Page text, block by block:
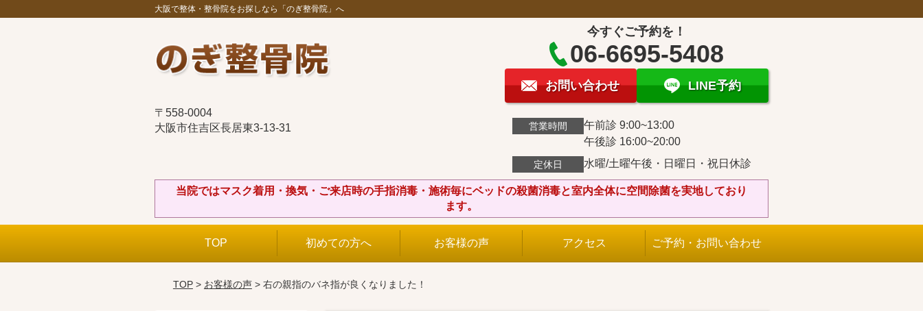
大阪で整体・整骨院をお探しなら「のぎ整骨院」へ
〒558-0004
大阪市住吉区長居東3-13-31
今すぐご予約を！
06-6695-5408
お問い合わせ LINE予約
営業時間
午前診 9:00~13:00
午後診 16:00~20:00
定休日 水曜/土曜午後・日曜日・祝日休診
当院ではマスク着用・換気・ご来店時の手指消毒・施術毎にベッドの殺菌消毒と室内全体に空間除菌を実地しており
ます。
TOP 初めての方へ お客様の声 アクセス ご予約・お問い合わせ
TOP> お客様の声> 右の親指のバネ指が良くなりました！